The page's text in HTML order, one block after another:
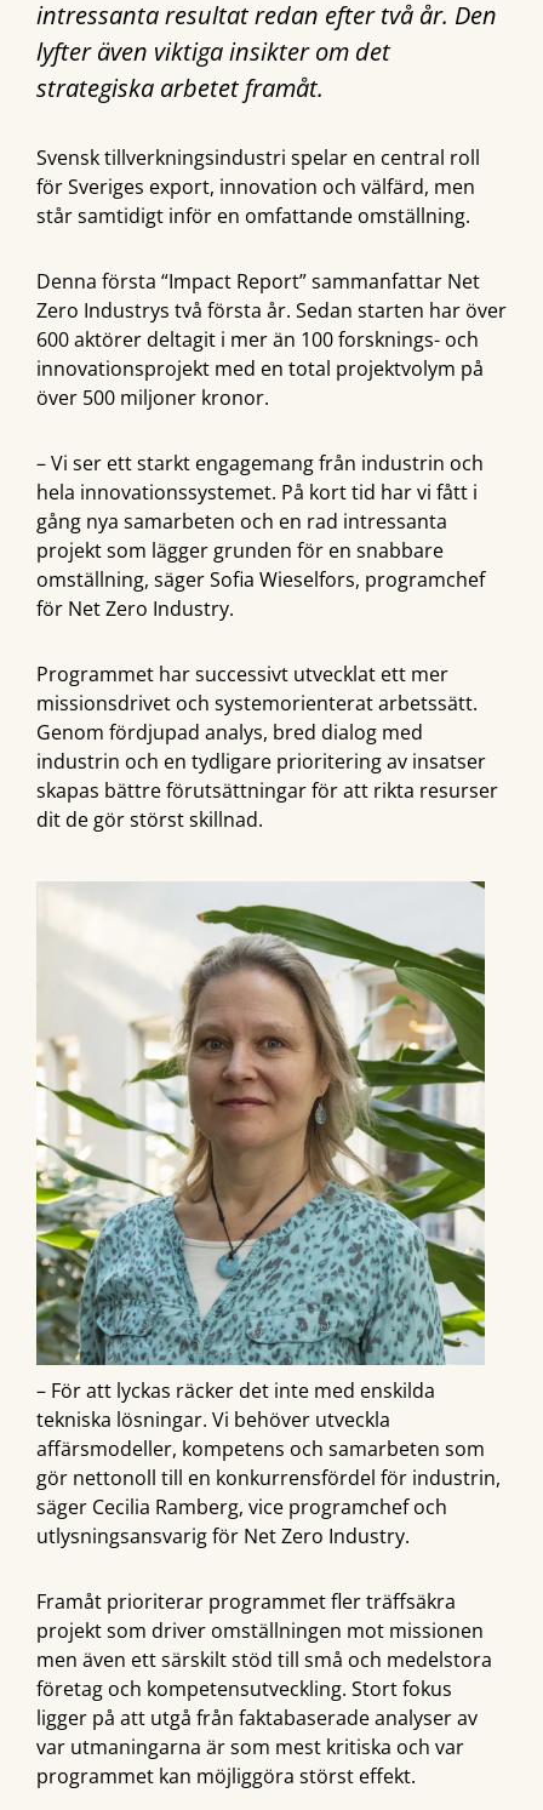
intressanta resultat redan efter två år. Den
lyfter även viktiga insikter om det
strategiska arbetet framåt.
Svensk tillverkningsindustri spelar en central roll
för Sveriges export, innovation och välfärd, men
står samtidigt inför en omfattande omställning.
Denna första “Impact Report” sammanfattar Net
Zero Industrys två första år. Sedan starten har över
600 aktörer deltagit i mer än 100 forsknings- och
innovationsprojekt med en total projektvolym på
över 500 miljoner kronor.
– Vi ser ett starkt engagemang från industrin och
hela innovationssystemet. På kort tid har vi fått i
gång nya samarbeten och en rad intressanta
projekt som lägger grunden för en snabbare
omställning, säger Sofia Wieselfors, programchef
för Net Zero Industry.
Programmet har successivt utvecklat ett mer
missionsdrivet och systemorienterat arbetssätt.
Genom fördjupad analys, bred dialog med
industrin och en tydligare prioritering av insatser
skapas bättre förutsättningar för att rikta resurser
dit de gör störst skillnad.
– För att lyckas räcker det inte med enskilda
tekniska lösningar. Vi behöver utveckla
affärsmodeller, kompetens och samarbeten som
gör nettonoll till en konkurrensfördel för industrin,
säger Cecilia Ramberg, vice programchef och
utlysningsansvarig för Net Zero Industry.
Framåt prioriterar programmet fler träffsäkra
projekt som driver omställningen mot missionen
men även ett särskilt stöd till små och medelstora
företag och kompetensutveckling. Stort fokus
ligger på att utgå från faktabaserade analyser av
var utmaningarna är som mest kritiska och var
programmet kan möjliggöra störst effekt.